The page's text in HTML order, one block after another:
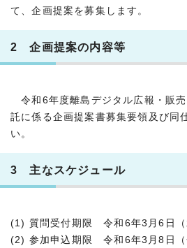
て、企画提案を募集します。
2 企画提案の内容等
令和6年度離島デジタル広報・販
託に係る企画提案書募集要領及び同
い。
3 主なスケジュール
(1) 質問受付期限 令和6年3月6日（
(2) 参加申込期限 令和6年3月8日（